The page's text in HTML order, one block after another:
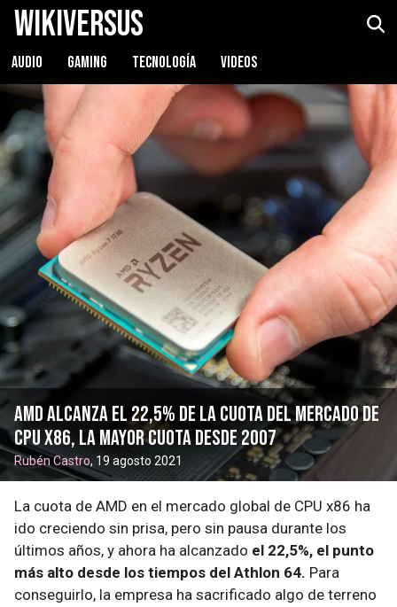
WikiVersus
AUDIO GAMING TECNOLOGÍA VIDEOS
AMD alcanza el 22,5% de la cuota del mercado de
CPU x86, la mayor cuota desde 2007
Rubén Castro, 19 agosto 2021
La cuota de AMD en el mercado global de CPU x86 ha
ido creciendo sin prisa, pero sin pausa durante los
últimos años, y ahora ha alcanzado el 22,5%, el punto
más alto desde los tiempos del Athlon 64. Para
conseguirlo, la empresa ha sacrificado algo de terreno